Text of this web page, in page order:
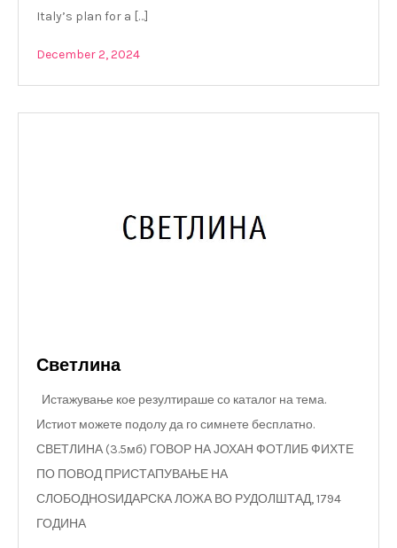
Italy’s plan for a […]
December 2, 2024
Светлина
Истажување кое резултираше со каталог на тема.
Истиот можете подолу да го симнете бесплатно.
СВЕТЛИНА (3.5мб) ГОВОР НА ЈОХАН ФОТЛИБ ФИХТЕ
ПО ПОВОД ПРИСТАПУВАЊЕ НА
СЛОБОДНОЅИДАРСКА ЛОЖА ВО РУДОЛШТАД, 1794
ГОДИНА